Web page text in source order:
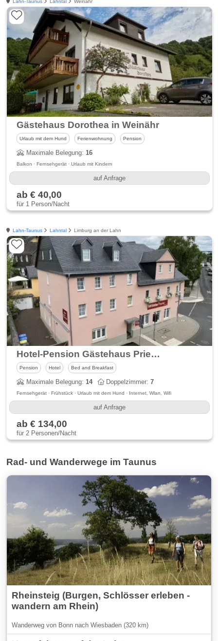
Lahn-Taunus Lahntal Weinähr
Gästehaus Dorothea in Weinähr
Urlaub mit dem Hund Ferienwohnung Pension
Maximale Belegung:16
Balkon · Fernsehgerät · Urlaub mit Kindern
auf Anfrage
ab € 40,00
für 1 Person/Nacht
Lahn-Taunus Lahntal Limburg an der Lahn
Hotel-Pension Gästehaus Priester
Pension Hotel Bed and Breakfast
Maximale Belegung:14 Doppelzimmer:7
Fernsehgerät · Frühstück · Urlaub mit dem Hund · Internet, Wlan, Wifi
auf Anfrage
ab € 134,00
für 2 Personen/Nacht
Rad- und Wanderwege im Taunus
Rheinsteig (Burgen, Schlösser erleben -
wandern am Rhein)
Wanderweg von Bonn nach Wiesbaden (320 km)